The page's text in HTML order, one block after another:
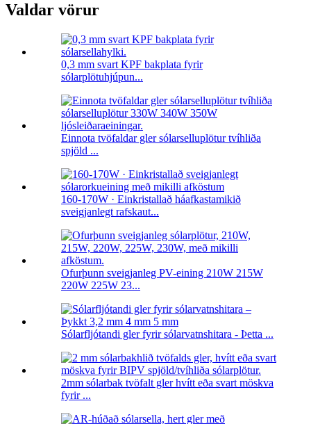
Valdar vörur
0,3 mm svart KPF bakplata fyrir
sólarplötuhjúpun...
Einnota tvöfaldar gler sólarselluplötur tvíhliða
spjöld ...
160-170W · Einkristallað háafkastamikið
sveigjanlegt rafskaut...
Ofurþunn sveigjanleg PV-eining 210W 215W
220W 225W 23...
Sólarfljótandi gler fyrir sólarvatnshitara - Þetta ...
2mm sólarbak tvöfalt gler hvítt eða svart möskva
fyrir ...